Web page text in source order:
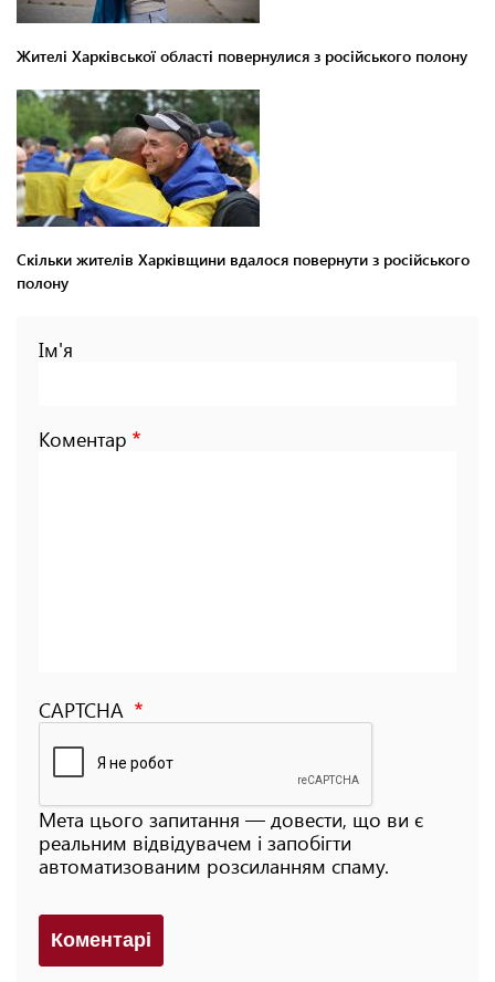
Жителі Харківської області повернулися з російського полону
Скільки жителів Харківщини вдалося повернути з російського
полону
Ім'я
Коментар
CAPTCHA
Мета цього запитання — довести, що ви є
реальним відвідувачем і запобігти
автоматизованим розсиланням спаму.
Коментарi